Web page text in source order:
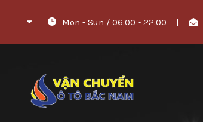
Mon - Sun / 06:00 - 22:00 |